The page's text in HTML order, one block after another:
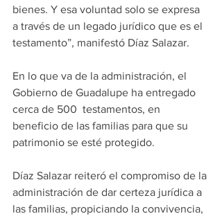
bienes. Y esa voluntad solo se expresa
a través de un legado jurídico que es el
testamento”, manifestó Díaz Salazar.
En lo que va de la administración, el
Gobierno de Guadalupe ha entregado
cerca de 500  testamentos, en
beneficio de las familias para que su
patrimonio se esté protegido.
Díaz Salazar reiteró el compromiso de la
administración de dar certeza jurídica a
las familias, propiciando la convivencia,